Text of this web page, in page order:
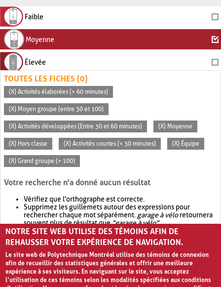
Faible
Moyenne
Élevée
TOUTES LES FICHES (0)
(X) Activités élaborées (> 60 minutes)
(X) Moyen groupe (entre 30 et 100)
(X) Activités développées (Entre 30 et 60 minutes) (X) Moyenne
(X) Hors classe (X) Activités courtes (< 30 minutes) (X) Équipe
(X) Grand groupe (> 100)
Votre recherche n'a donné aucun résultat
Vérifiez que l'orthographe est correcte.
Supprimez les guillemets autour des expressions pour
rechercher chaque mot séparément. garage à véloretournera
souvent plus de résultat que"garage à vélo".
Envisagez d'élargir votre recherche avec OR.garage OR vélo
retournera souvent plus de résultat quegarage à vélo
NOTRE SITE WEB UTILISE DES TÉMOINS AFIN DE
REHAUSSER VOTRE EXPÉRIENCE DE NAVIGATION.
Le site web de Polytechnique Montréal utilise des témoins de connexion
afin de recueillir des statistiques générales et offrir une meilleure
expérience à ses visiteurs. En naviguant sur le site, vous acceptez
l’utilisation de ces témoins selon les modalités spécifiées aux conditions